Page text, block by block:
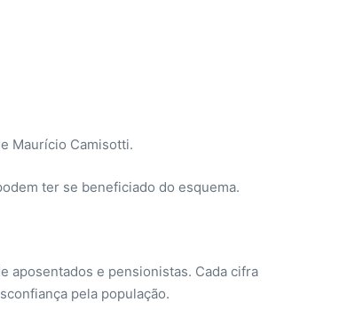
Maurício Camisotti.
ter se beneficiado do esquema.
aposentados e pensionistas. Cada cifra
pela população.